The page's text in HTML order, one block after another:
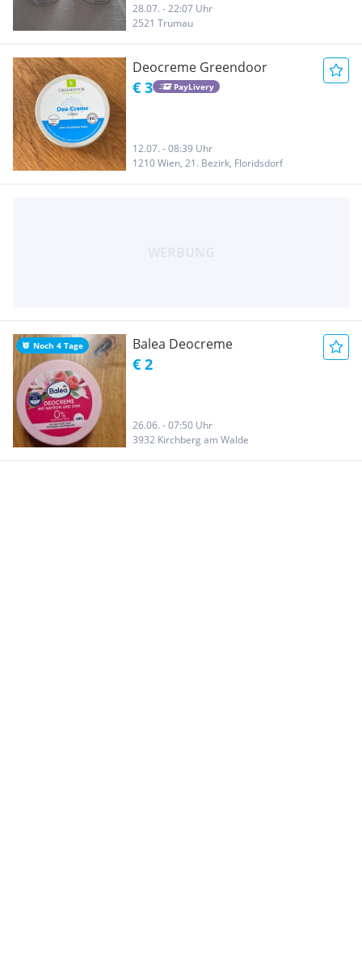
28.07. - 22:07 Uhr
2521 Trumau
Deocreme Greendoor
€ 3 PayLivery
12.07. - 08:39 Uhr
1210 Wien, 21. Bezirk, Floridsdorf
Noch 4 Tage Balea Deocreme
€ 2
26.06. - 07:50 Uhr
3932 Kirchberg am Walde